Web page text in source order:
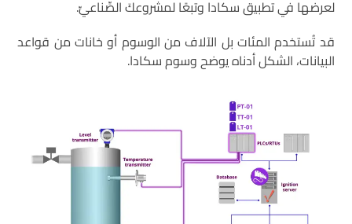
لعرضها في تطبيق سكادا وتبعًا لمشروعكَ الصِّناعيِّ.
قد تُستخدم المئات بل الآلاف من الوسوم أو خانات من قواعد
البيانات، الشكل أدناه يوضح وسوم سكادا.